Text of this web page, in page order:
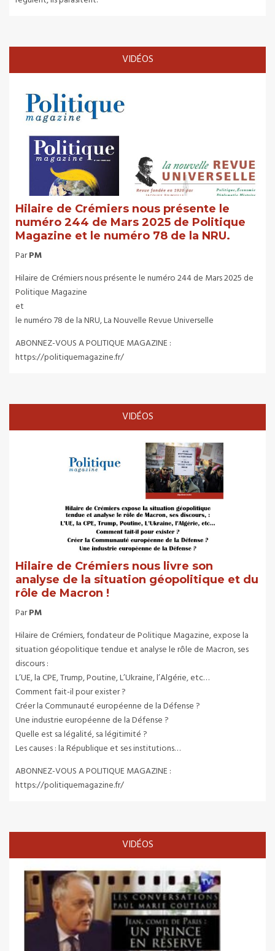
VIDÉOS
Hilaire de Crémiers nous présente le
numéro 244 de Mars 2025 de Politique
Magazine et le numéro 78 de la NRU.
ParPM
Hilaire de Crémiers nous présente le numéro 244 de Mars 2025 de
Politique Magazine
et
le numéro 78 de la NRU, La Nouvelle Revue Universelle
ABONNEZ-VOUS A POLITIQUE MAGAZINE :
https://politiquemagazine.fr/
VIDÉOS
Hilaire de Crémiers nous livre son
analyse de la situation géopolitique et du
rôle de Macron !
ParPM
Hilaire de Crémiers, fondateur de Politique Magazine, expose la
situation géopolitique tendue et analyse le rôle de Macron, ses
discours :
L’UE, la CPE, Trump, Poutine, L’Ukraine, l’Algérie, etc…
Comment fait-il pour exister ?
Créer la Communauté européenne de la Défense ?
Une industrie européenne de la Défense ?
Quelle est sa légalité, sa légitimité ?
Les causes : la République et ses institutions…
ABONNEZ-VOUS A POLITIQUE MAGAZINE :
https://politiquemagazine.fr/
VIDÉOS